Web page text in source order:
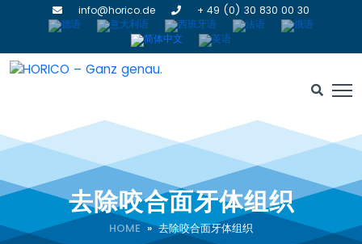
info@horico.de + 49 (0) 30 830 00 30
去除咬合面牙体组织
HOME » 去除咬合面牙体组织